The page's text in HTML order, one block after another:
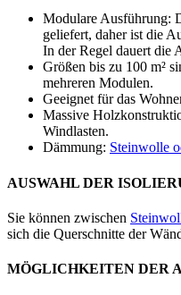
Modulare Ausführung:
geliefert, daher ist die
In der Regel dauert die
Größen bis zu 100 m²
mehreren Modulen.
Geeignet für das
Massive
Windlasten.
Dämmung: Steinwolle
AUSWAHL DER
Sie können zwischen
sich die Querschnitte der
MÖGLICHKEITEN DER